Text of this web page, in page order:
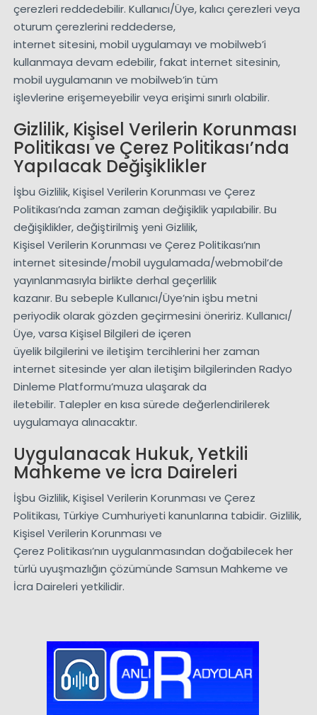
çerezleri reddedebilir. Kullanıcı/Üye, kalıcı çerezleri veya
oturum çerezlerini reddederse,
internet sitesini, mobil uygulamayı ve mobilweb’i
kullanmaya devam edebilir, fakat internet sitesinin,
mobil uygulamanın ve mobilweb’in tüm
işlevlerine erişemeyebilir veya erişimi sınırlı olabilir.
Gizlilik, Kişisel Verilerin Korunması
Politikası ve Çerez Politikası’nda
Yapılacak Değişiklikler
İşbu Gizlilik, Kişisel Verilerin Korunması ve Çerez
Politikası’nda zaman zaman değişiklik yapılabilir. Bu
değişiklikler, değiştirilmiş yeni Gizlilik,
Kişisel Verilerin Korunması ve Çerez Politikası’nın
internet sitesinde/mobil uygulamada/webmobil’de
yayınlanmasıyla birlikte derhal geçerlilik
kazanır. Bu sebeple Kullanıcı/Üye’nin işbu metni
periyodik olarak gözden geçirmesini öneririz. Kullanıcı/
Üye, varsa Kişisel Bilgileri de içeren
üyelik bilgilerini ve iletişim tercihlerini her zaman
internet sitesinde yer alan iletişim bilgilerinden Radyo
Dinleme Platformu’muza ulaşarak da
iletebilir. Talepler en kısa sürede değerlendirilerek
uygulamaya alınacaktır.
Uygulanacak Hukuk, Yetkili
Mahkeme ve İcra Daireleri
İşbu Gizlilik, Kişisel Verilerin Korunması ve Çerez
Politikası, Türkiye Cumhuriyeti kanunlarına tabidir. Gizlilik,
Kişisel Verilerin Korunması ve
Çerez Politikası’nın uygulanmasından doğabilecek her
türlü uyuşmazlığın çözümünde Samsun Mahkeme ve
İcra Daireleri yetkilidir.